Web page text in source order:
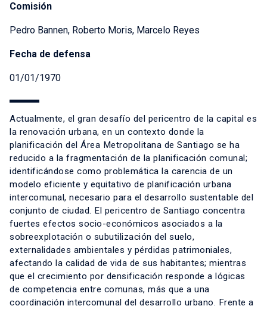
Comisión
Pedro Bannen, Roberto Moris, Marcelo Reyes
Fecha de defensa
01/01/1970
Actualmente, el gran desafío del pericentro de la capital es
la renovación urbana, en un contexto donde la
planificación del Área Metropolitana de Santiago se ha
reducido a la fragmentación de la planificación comunal;
identificándose como problemática la carencia de un
modelo eficiente y equitativo de planificación urbana
intercomunal, necesario para el desarrollo sustentable del
conjunto de ciudad. El pericentro de Santiago concentra
fuertes efectos socio-económicos asociados a la
sobreexplotación o subutilización del suelo,
externalidades ambientales y pérdidas patrimoniales,
afectando la calidad de vida de sus habitantes; mientras
que el crecimiento por densificación responde a lógicas
de competencia entre comunas, más que a una
coordinación intercomunal del desarrollo urbano. Frente a